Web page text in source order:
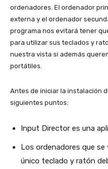
ordenadores. El ordenador
externa y el ordenador
programa nos evitará tener
para utilizar sus teclados y
nuestra vista si además
portátiles.
Antes de iniciar la instalación
siguientes puntos:
Input Director es una
Los ordenadores que
único teclado y ratón